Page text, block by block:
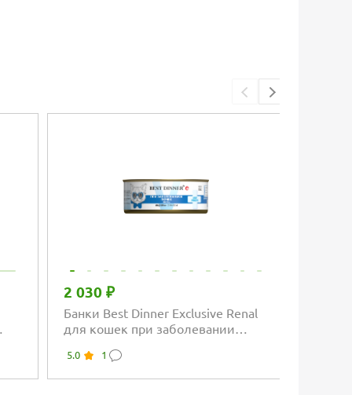
2 030 ₽
Банки Best Dinner Exclusive Renal
для кошек при заболевании
5.0 1